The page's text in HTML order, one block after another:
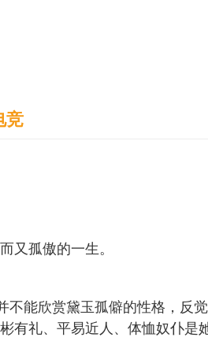
竞
又孤傲的一生。
不能欣赏黛玉孤僻的性格，反
有礼、平易近人、体恤奴仆是